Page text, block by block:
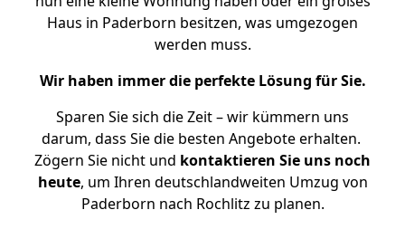
Haus in Paderborn besitzen, was umgezogen
werden muss.
Wir haben immer die perfekte Lösung für Sie.
Sparen Sie sich die Zeit – wir kümmern uns
darum, dass Sie die besten Angebote erhalten.
Zögern Sie nicht und kontaktieren Sie uns noch
heute, um Ihren deutschlandweiten Umzug von
Paderborn nach Rochlitz zu planen.